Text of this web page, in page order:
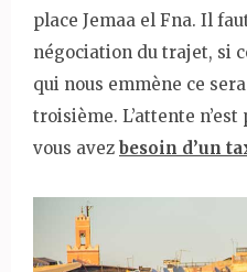
place Jemaa el Fna. Il
négociation du trajet, si
qui nous emmène ce
troisième. L’attente
vous avez besoin d’un